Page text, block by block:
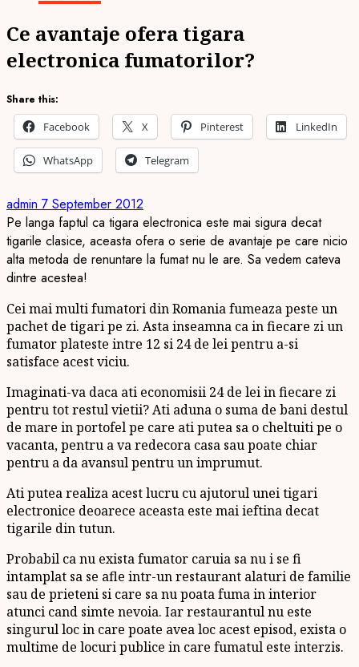
Ce avantaje ofera tigara
electronica fumatorilor?
Share this:
Facebook
X Pinterest LinkedIn
WhatsApp Telegram
admin 7 September 2012
Pe langa faptul ca tigara electronica este mai sigura decat
tigarile clasice, aceasta ofera o serie de avantaje pe care nicio
alta metoda de renuntare la fumat nu le are. Sa vedem cateva
dintre acestea!
Cei mai multi fumatori din Romania fumeaza peste un
pachet de tigari pe zi. Asta inseamna ca in fiecare zi un
fumator plateste intre 12 si 24 de lei pentru a-si
satisface acest viciu.
Imaginati-va daca ati economisii 24 de lei in fiecare zi
pentru tot restul vietii? Ati aduna o suma de bani destul
de mare in portofel pe care ati putea sa o cheltuiti pe o
vacanta, pentru a va redecora casa sau poate chiar
pentru a da avansul pentru un imprumut.
Ati putea realiza acest lucru cu ajutorul unei tigari
electronice deoarece aceasta este mai ieftina decat
tigarile din tutun.
Probabil ca nu exista fumator caruia sa nu i se fi
intamplat sa se afle intr-un restaurant alaturi de familie
sau de prieteni si care sa nu poata fuma in interior
atunci cand simte nevoia. Iar restaurantul nu este
singurul loc in care poate avea loc acest episod, exista o
multime de locuri publice in care fumatul este interzis.